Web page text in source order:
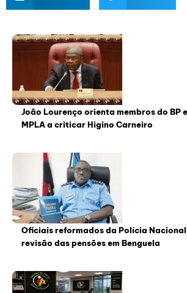
João Lourenço orienta membros do BP
MPLA a criticar Higino Carneiro
Oficiais reformados da Polícia
revisão das pensões em Benguela